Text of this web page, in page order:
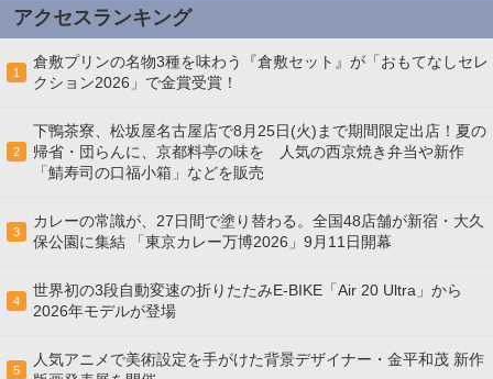
アクセスランキング
1
倉敷プリンの名物3種を味わう『倉敷セット』が「おもてなしセレ
クション2026」で金賞受賞！
2
下鴨茶寮、松坂屋名古屋店で8月25日(火)まで期間限定出店！夏の
帰省・団らんに、京都料亭の味を 人気の西京焼き弁当や新作
「鯖寿司の口福小箱」などを販売
3
カレーの常識が、27日間で塗り替わる。全国48店舗が新宿・大久
保公園に集結 「東京カレー万博2026」9月11日開幕
4
世界初の3段自動変速の折りたたみE-BIKE「Air 20 Ultra」から
2026年モデルが登場
5
人気アニメで美術設定を手がけた背景デザイナー・金平和茂 新作